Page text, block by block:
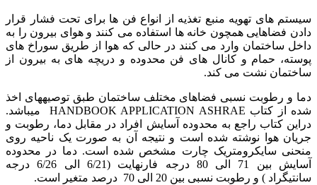
سیستم های تهویه منبع تغذیه از انواع فن ها برای تحت فشار قرار
دادن فضاهایی همچون خانه ها استفاده می کنند و هوای بیرون را به
داخل ساختمان وارد می کنند در حالی که هوا از طریق سوراخ های
پوسته، حمام و کانال های فن محدوده و دریچه های به بیرون از
ساختمان نشت می کند.
دما و رطوبت نسبی فضاهای مختلف ساختمان طبق توصیه­های اخذ
شده از کتاب HANDBOOK APPLICATION ASHRAE می­باشد.
دراین کتاب راجع به محدوده آسایش افراد در مقابل دما، رطوبت و
جریان هوا نوشته شده است و نتیجه آن به صورت یک ناحیه روی
منحنی سایکرومتریک چارت مشخص شده است. دما در محدوده
آسایش بین 71 الی 80 درجه فارنهایت (6/21 الی 6/26 درجه
سانتیگراد ) و رطوبت نسبی بین 20 الی 70 درصد متغیر است.